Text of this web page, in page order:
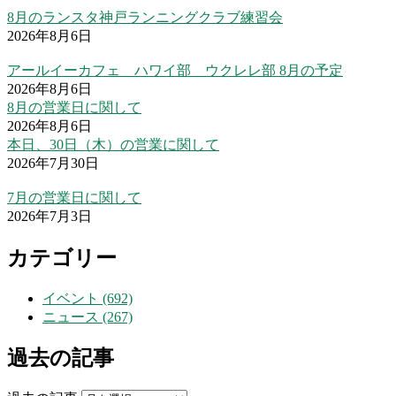
8月のランスタ神戸ランニングクラブ練習会
2026年8月6日
アールイーカフェ ハワイ部 ウクレレ部 8月の予定
2026年8月6日
8月の営業日に関して
2026年8月6日
本日、30日（木）の営業に関して
2026年7月30日
7月の営業日に関して
2026年7月3日
カテゴリー
イベント (692)
ニュース (267)
過去の記事